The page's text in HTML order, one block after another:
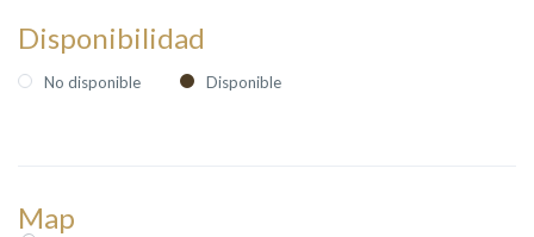
Disponibilidad
No disponible Disponible
Map